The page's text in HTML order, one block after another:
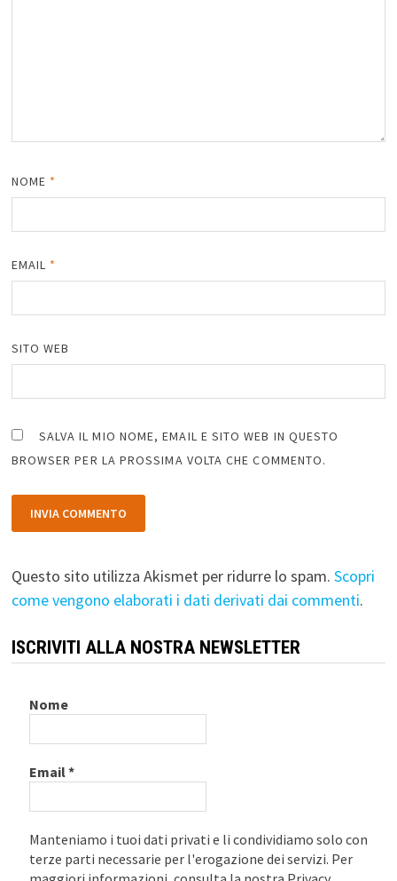
NOME *
EMAIL *
SITO WEB
SALVA IL MIO NOME, EMAIL E SITO WEB IN QUESTO
BROWSER PER LA PROSSIMA VOLTA CHE COMMENTO.
Questo sito utilizza Akismet per ridurre lo spam. Scopri
come vengono elaborati i dati derivati dai commenti.
ISCRIVITI ALLA NOSTRA NEWSLETTER
Nome
Email*
Manteniamo i tuoi dati privati e li condividiamo solo con
terze parti necessarie per l'erogazione dei servizi. Per